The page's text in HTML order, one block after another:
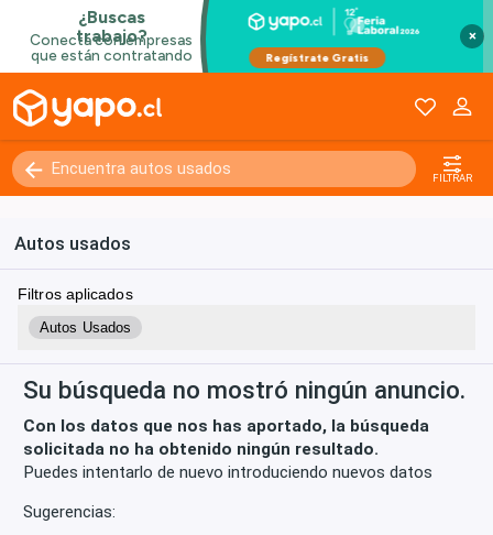
×
FILTRAR
Autos usados
Filtros aplicados
Autos Usados
Su búsqueda no mostró ningún anuncio.
Con los datos que nos has aportado, la búsqueda
solicitada no ha obtenido ningún resultado.
Puedes intentarlo de nuevo introduciendo nuevos datos
Sugerencias:
Kilómetros 0 - 250000+